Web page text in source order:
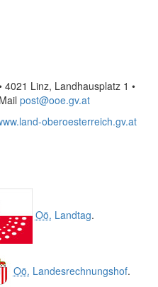
Linz, Landhausplatz 1 •
post@ooe.gv.at
oberoesterreich.gv.at
Oö. Landtag.
Oö. Landesrechnungshof.